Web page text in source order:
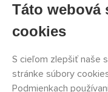
Táto webová
cookies
S cieľom zlepšiť naše
stránke súbory
Podmienkach